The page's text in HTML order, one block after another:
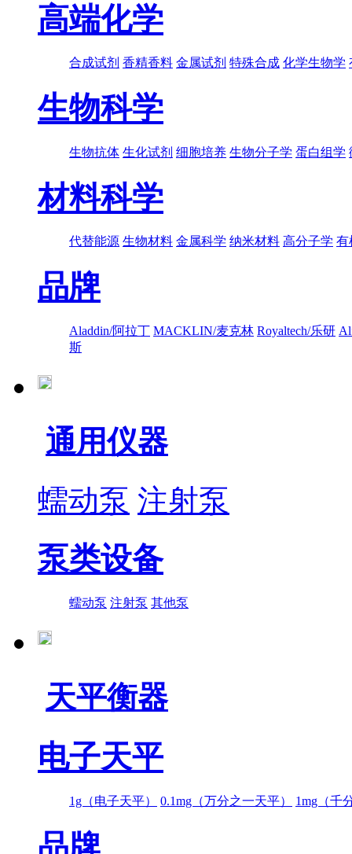
高端化学
合成试剂 香精香料 金属试剂 特殊合成 化学生物学
生物科学
生物抗体 生化试剂 细胞培养 生物分子学 蛋白组学
材料科学
代替能源 生物材料 金属科学 纳米材料 高分子学 有
品牌
Aladdin/阿拉丁 MACKLIN/麦克林 Royaltech/乐研
斯
通用仪器
蠕动泵 注射泵
泵类设备
蠕动泵 注射泵 其他泵
天平衡器
电子天平
1g（电子天平） 0.1mg（万分之一天平） 1mg（千
品牌